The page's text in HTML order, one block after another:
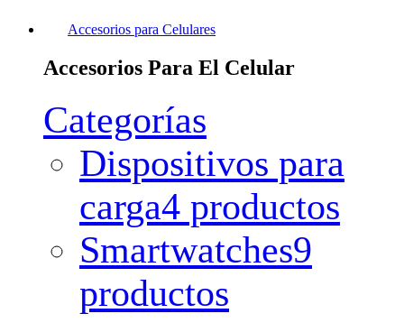
Accesorios para Celulares
Accesorios Para El Celular
Categorías
Dispositivos para
carga4 productos
Smartwatches9
productos